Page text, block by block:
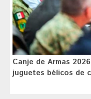
Canje de Armas
juguetes bélicos de